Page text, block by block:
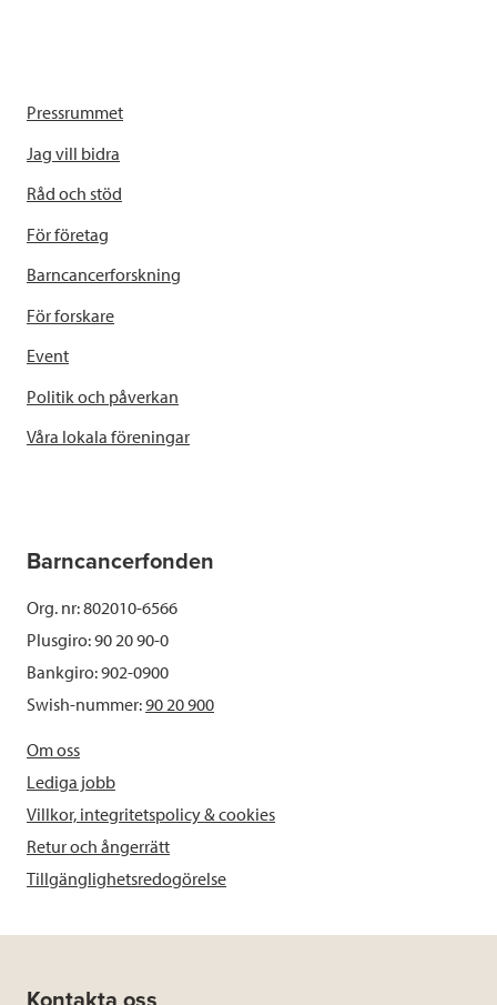
Pressrummet
Jag vill bidra
Råd och stöd
För företag
Barncancerforskning
För forskare
Event
Politik och påverkan
Våra lokala föreningar
Barncancerfonden
Org. nr: 802010-6566
Plusgiro: 90 20 90-0
Bankgiro: 902-0900
Swish-nummer:90 20 900
Om oss
Lediga jobb
Villkor, integritetspolicy & cookies
Retur och ångerrätt
Tillgänglighetsredogörelse